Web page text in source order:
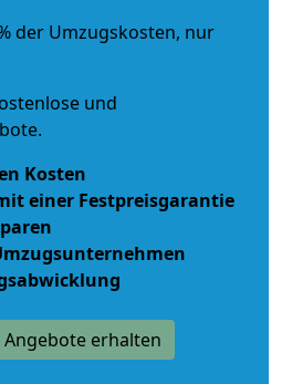
der Umzugskosten, nur
und
Kosten
einer Festpreisgarantie
Angebote erhalten